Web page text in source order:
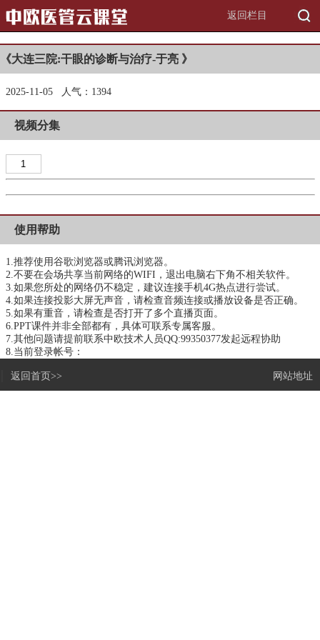
返回栏目
《大连三院:干眼的诊断与治疗-于亮 》
2025-11-05 人气：1 394
视频分集
1
使用帮助
1.推荐使用谷歌浏览器或腾讯浏览器。
2.不要在会场共享当前网络的WIFI，退出电脑右下角不相关软件。
3.如果您所处的网络仍不稳定，建议连接手机4G热点进行尝试。
4.如果连接投影大屏无声音，请检查音频连接或播放设备是否正确。
5.如果有重音，请检查是否打开了多个直播页面。
6.PPT课件并非全部都有，具体可联系专属客服。
7.其他问题请提前联系中欧技术人员QQ:99350377发起远程协助
8.当前登录帐号：
返回首页>> 网站地址